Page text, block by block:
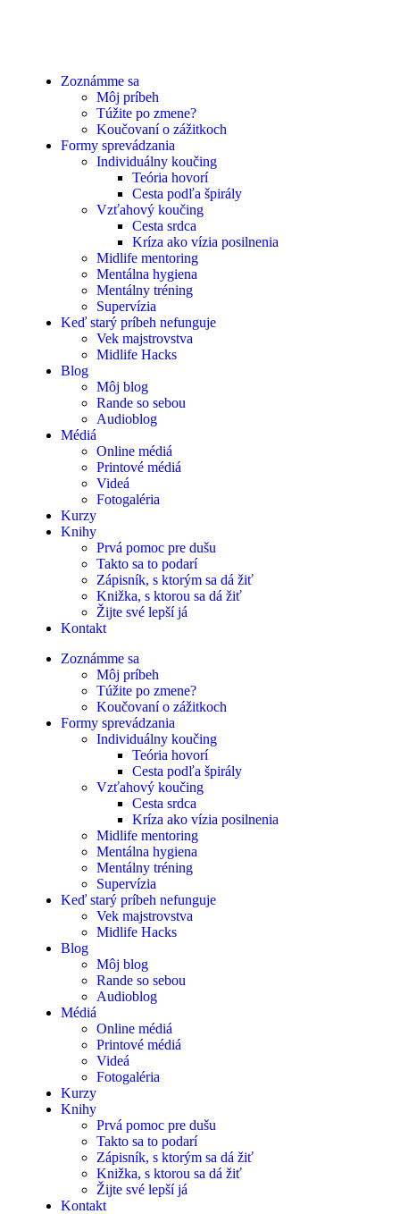
Zoznámme sa
Môj príbeh
Túžite po zmene?
Koučovaní o zážitkoch
Formy sprevádzania
Individuálny koučing
Teória hovorí
Cesta podľa špirály
Vzťahový koučing
Cesta srdca
Kríza ako vízia posilnenia
Midlife mentoring
Mentálna hygiena
Mentálny tréning
Supervízia
Keď starý príbeh nefunguje
Vek majstrovstva
Midlife Hacks
Blog
Môj blog
Rande so sebou
Audioblog
Médiá
Online médiá
Printové médiá
Videá
Fotogaléria
Kurzy
Knihy
Prvá pomoc pre dušu
Takto sa to podarí
Zápisník, s ktorým sa dá žiť
Knižka, s ktorou sa dá žiť
Žijte své lepší já
Kontakt
Zoznámme sa
Môj príbeh
Túžite po zmene?
Koučovaní o zážitkoch
Formy sprevádzania
Individuálny koučing
Teória hovorí
Cesta podľa špirály
Vzťahový koučing
Cesta srdca
Kríza ako vízia posilnenia
Midlife mentoring
Mentálna hygiena
Mentálny tréning
Supervízia
Keď starý príbeh nefunguje
Vek majstrovstva
Midlife Hacks
Blog
Môj blog
Rande so sebou
Audioblog
Médiá
Online médiá
Printové médiá
Videá
Fotogaléria
Kurzy
Knihy
Prvá pomoc pre dušu
Takto sa to podarí
Zápisník, s ktorým sa dá žiť
Knižka, s ktorou sa dá žiť
Žijte své lepší já
Kontakt